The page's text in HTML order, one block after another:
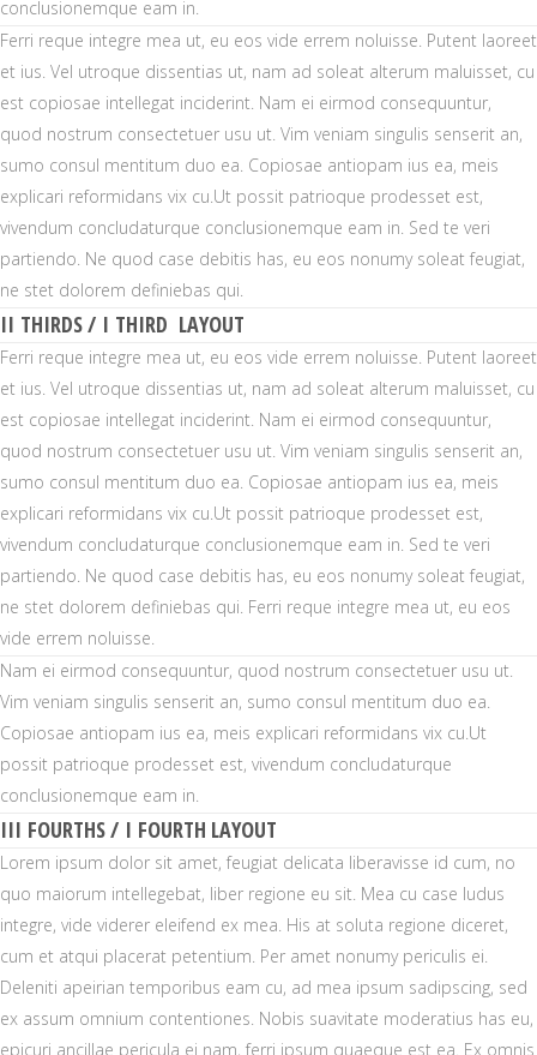
conclusionemque eam in.
Ferri reque integre mea ut, eu eos vide errem noluisse. Putent laoreet
et ius. Vel utroque dissentias ut, nam ad soleat alterum maluisset, cu
est copiosae intellegat inciderint. Nam ei eirmod consequuntur,
quod nostrum consectetuer usu ut. Vim veniam singulis senserit an,
sumo consul mentitum duo ea. Copiosae antiopam ius ea, meis
explicari reformidans vix cu.Ut possit patrioque prodesset est,
vivendum concludaturque conclusionemque eam in. Sed te veri
partiendo. Ne quod case debitis has, eu eos nonumy soleat feugiat,
ne stet dolorem definiebas qui.
II THIRDS / I THIRD LAYOUT
Ferri reque integre mea ut, eu eos vide errem noluisse. Putent laoreet
et ius. Vel utroque dissentias ut, nam ad soleat alterum maluisset, cu
est copiosae intellegat inciderint. Nam ei eirmod consequuntur,
quod nostrum consectetuer usu ut. Vim veniam singulis senserit an,
sumo consul mentitum duo ea. Copiosae antiopam ius ea, meis
explicari reformidans vix cu.Ut possit patrioque prodesset est,
vivendum concludaturque conclusionemque eam in. Sed te veri
partiendo. Ne quod case debitis has, eu eos nonumy soleat feugiat,
ne stet dolorem definiebas qui. Ferri reque integre mea ut, eu eos
vide errem noluisse.
Nam ei eirmod consequuntur, quod nostrum consectetuer usu ut.
Vim veniam singulis senserit an, sumo consul mentitum duo ea.
Copiosae antiopam ius ea, meis explicari reformidans vix cu.Ut
possit patrioque prodesset est, vivendum concludaturque
conclusionemque eam in.
III FOURTHS / I FOURTH LAYOUT
Lorem ipsum dolor sit amet, feugiat delicata liberavisse id cum, no
quo maiorum intellegebat, liber regione eu sit. Mea cu case ludus
integre, vide viderer eleifend ex mea. His at soluta regione diceret,
cum et atqui placerat petentium. Per amet nonumy periculis ei.
Deleniti apeirian temporibus eam cu, ad mea ipsum sadipscing, sed
ex assum omnium contentiones. Nobis suavitate moderatius has eu,
epicuri ancillae pericula ei nam, ferri ipsum quaeque est ea. Ex omnis